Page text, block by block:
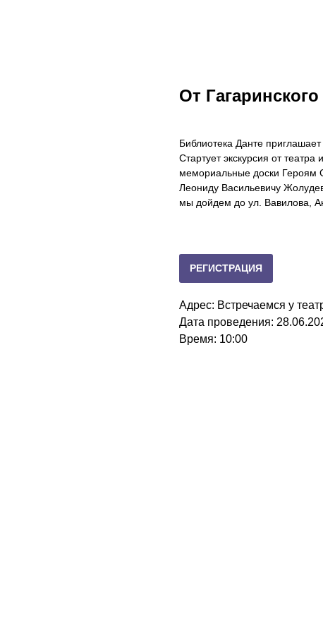
От
Библиотека Данте
Стартует экскурсия от
мемориальные доски Героям
Леониду Васильевичу
мы дойдем до ул. Вавилова,
РЕГИСТРАЦИЯ
Адрес: Встречаемся у
Дата проведения:
Время: 10:00